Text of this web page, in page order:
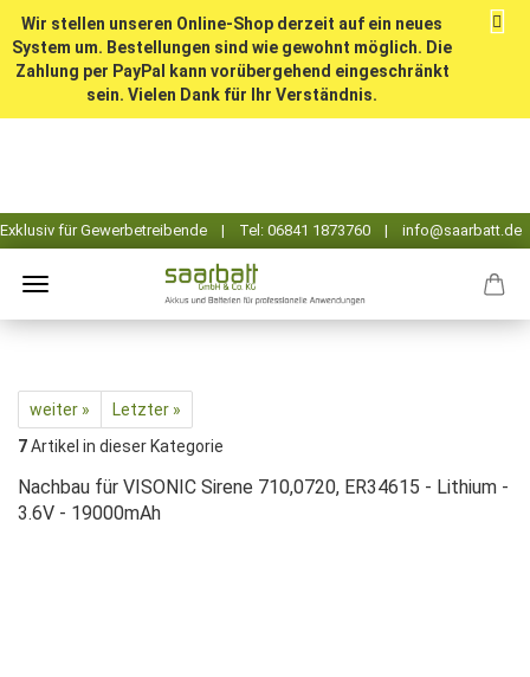
Wir stellen unseren Online-Shop derzeit auf ein neues
System um. Bestellungen sind wie gewohnt möglich. Die
Zahlung per PayPal kann vorübergehend eingeschränkt
sein. Vielen Dank für Ihr Verständnis.
weiter »
Letzter »
7Artikel in dieser Kategorie
Nachbau für VISONIC Sirene 710,0720, ER34615 - Lithium -
3.6V - 19000mAh